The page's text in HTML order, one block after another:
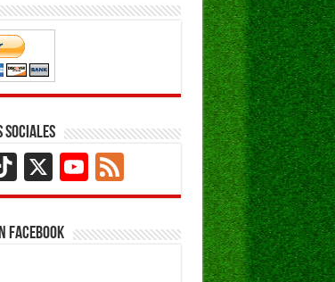
Sociales
TikTok
X YouTube
Channel
Feed
Facebook